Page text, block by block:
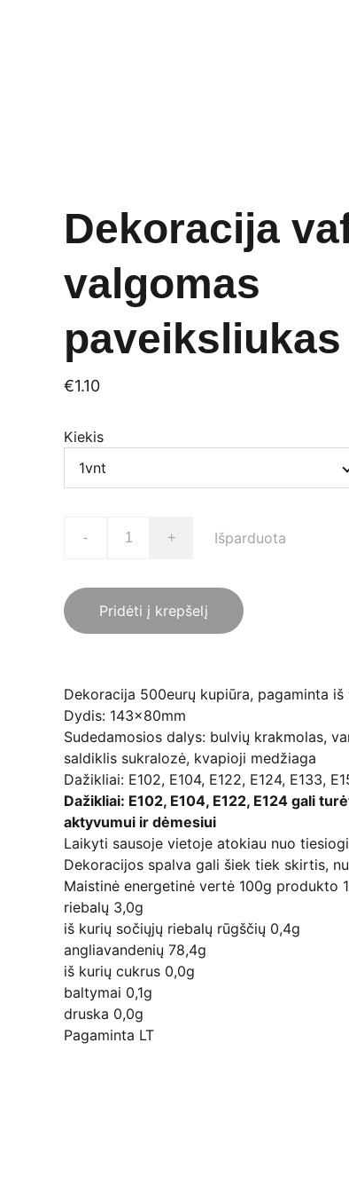
Dekoracija
valgomas
paveiksliukas
€1.10
Kiekis
- + Išparduota
Pridėti į krepšelį
Dekoracija 500eurų kupiūra, pagaminta
Dydis: 143x80mm
Sudedamosios dalys: bulvių krakmolas,
saldiklis sukralozė, kvapioji medžiaga
Dažikliai: E102, E104, E122, E124, E133,
Dažikliai: E102, E104, E122, E124 gali
aktyvumui ir dėmesiui
Laikyti sausoje vietoje atokiau nuo
Dekoracijos spalva gali šiek tiek skirtis,
Maistinė energetinė vertė 100g produkto
riebalų 3,0g
iš kurių sočiųjų riebalų rūgščių 0,4g
angliavandenių 78,4g
iš kurių cukrus 0,0g
baltymai 0,1g
druska 0,0g
Pagaminta LT